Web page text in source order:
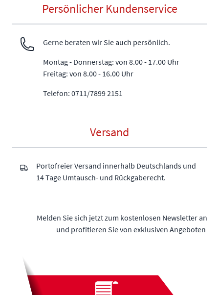
Persönlicher Kundenservice
Gerne beraten wir Sie auch persönlich.
Montag - Donnerstag: von 8.00 - 17.00 Uhr
Freitag: von 8.00 - 16.00 Uhr
Telefon: 0711/7899 2151
Versand
Portofreier Versand innerhalb Deutschlands und
14 Tage Umtausch- und Rückgaberecht.
Melden Sie sich jetzt zum kostenlosen Newsletter an
und profitieren Sie von exklusiven Angeboten